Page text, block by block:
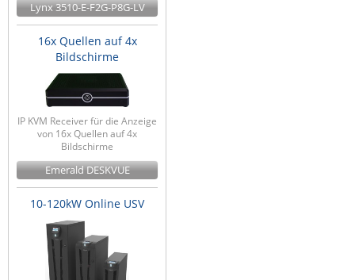
Lynx 3510-E-F2G-P8G-LV
16x Quellen auf 4x
Bildschirme
IP KVM Receiver für die Anzeige
von 16x Quellen auf 4x
Bildschirme
Emerald DESKVUE
10-120kW Online USV